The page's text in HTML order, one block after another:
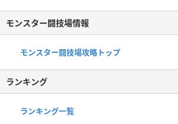
モンスター闘技場情報
モンスター闘技場攻略トップ
ランキング
ランキング一覧